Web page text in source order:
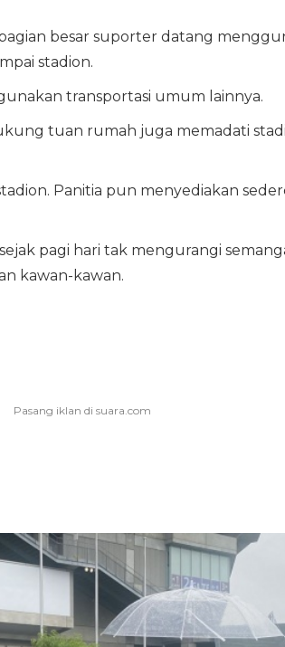
besar suporter datang
stadion.
transportasi umum lainnya.
tuan rumah juga memadati
Panitia pun menyediakan
pagi hari tak mengurangi
kawan-kawan.